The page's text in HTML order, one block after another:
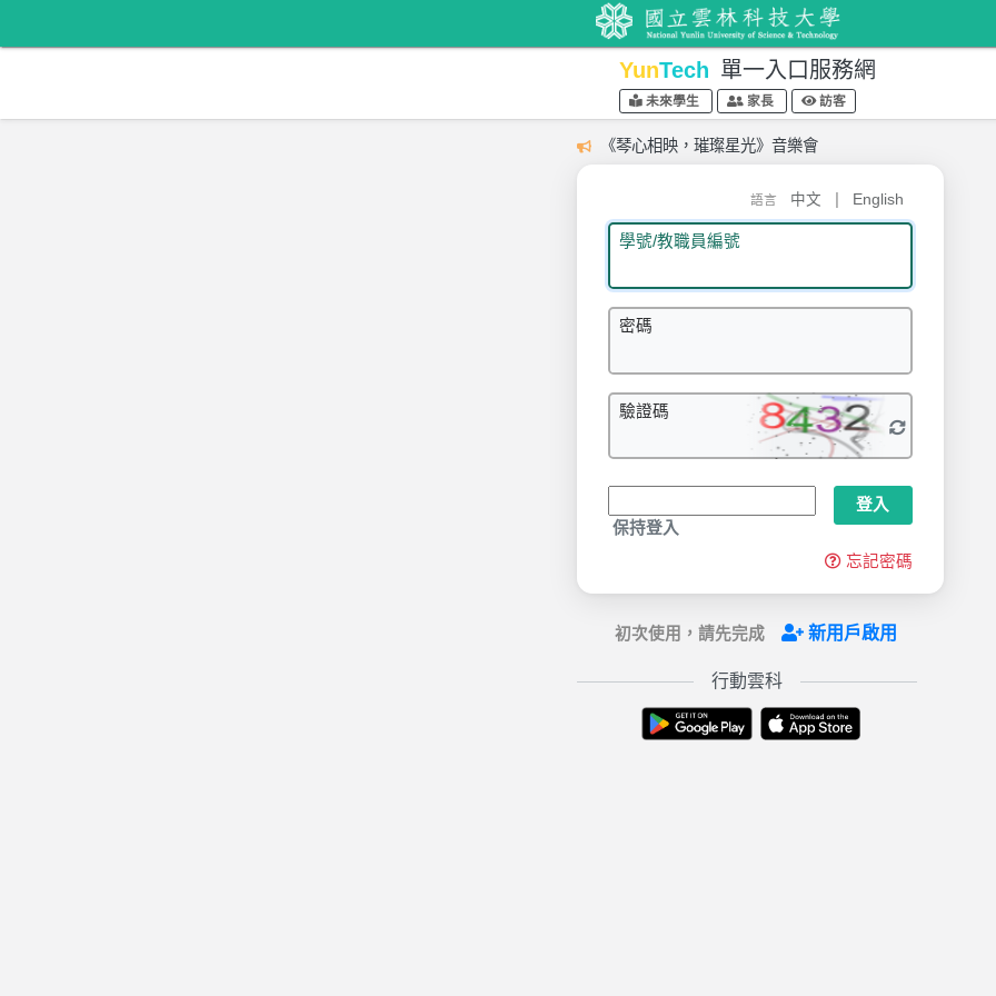
YunTech 單一入口服務網
未來學生 家長 訪客
《琴心相映，璀璨星光》音樂會
語言 中文 English
學號/教職員編號
密碼
驗證碼
保持登入
登入
忘記密碼
初次使用，請先完成 新用戶啟用
行動雲科